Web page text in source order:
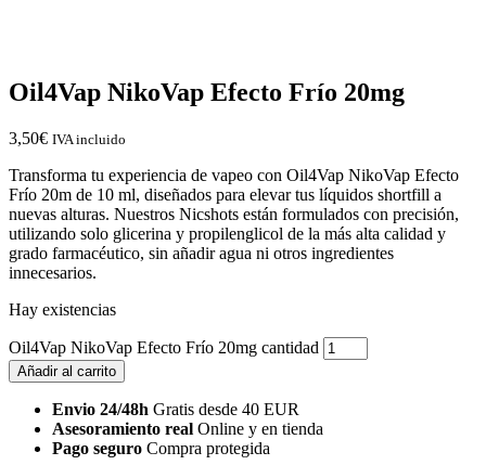
Oil4Vap NikoVap Efecto Frío 20mg
3,50€ IVA incluido
Transforma tu experiencia de vapeo con Oil4Vap NikoVap Efecto
Frío 20m de 10 ml, diseñados para elevar tus líquidos shortfill a
nuevas alturas. Nuestros Nicshots están formulados con precisión,
utilizando solo glicerina y propilenglicol de la más alta calidad y
grado farmacéutico, sin añadir agua ni otros ingredientes
innecesarios.
Hay existencias
Oil4Vap NikoVap Efecto Frío 20mg cantidad
Añadir al carrito
Envio 24/48h Gratis desde 40 EUR
Asesoramiento real Online y en tienda
Pago seguro Compra protegida